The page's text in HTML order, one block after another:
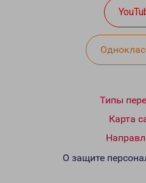
Типы
Карта
О защите